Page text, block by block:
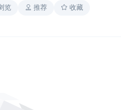
览 推荐 收藏